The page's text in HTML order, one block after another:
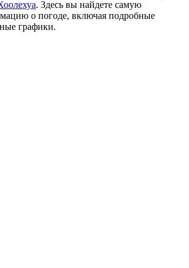
. Здесь вы найдете самую
о погоде, включая подробные
графики.